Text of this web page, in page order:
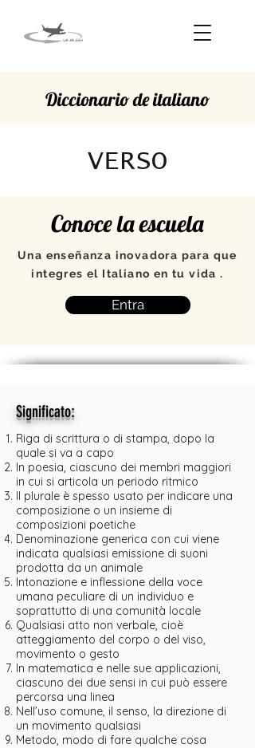
Diccionario de italiano
VERSO
Conoce la escuela
Una enseñanza inovadora para que
integres el Italiano en tu vida .
Entra
Significato:
Riga di scrittura o di stampa, dopo la
quale si va a capo
In poesia, ciascuno dei membri maggiori
in cui si articola un periodo ritmico
Il plurale è spesso usato per indicare una
composizione o un insieme di
composizioni poetiche
Denominazione generica con cui viene
indicata qualsiasi emissione di suoni
prodotta da un animale
Intonazione e inflessione della voce
umana peculiare di un individuo e
soprattutto di una comunità locale
Qualsiasi atto non verbale, cioè
atteggiamento del corpo o del viso,
movimento o gesto
In matematica e nelle sue applicazioni,
ciascuno dei due sensi in cui può essere
percorsa una linea
Nell’uso comune, il senso, la direzione di
un movimento qualsiasi
Metodo, modo di fare qualche cosa